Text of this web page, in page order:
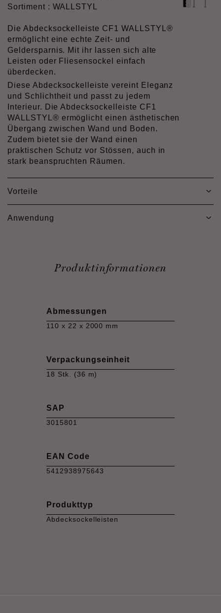
Sortiment : WALLSTYL
Die Abdecksockelleiste CF1 WALLSTYL®
ermöglicht eine echte Zeit- und
Geldersparnis. Mit ihr lassen sich alte
Leisten oder Fliesensockel einfach
überdecken.
Diese Abdecksockelleiste vereint Eleganz
und Schlichtheit und passt zu jedem
Interieur. Die Abdecksockelleiste CF1
WALLSTYL® ermöglicht einen ästhetischen
Übergang zwischen Wand und Boden.
Zudem bietet sie der Wand einen
praktischen Schutz vor Stössen, auch in
stark beanspruchten Räumen.
Vorteile
Anwendung
Produktinformationen
Abmessungen
110 x 22 x 2000 mm
Verpackungseinheit
18 Stk. (36 m)
SAP
3015801
EAN Code
5412938975643
Produkttyp
Abdecksockelleisten